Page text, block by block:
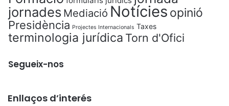
jornades Mediació Notícies opinió
Presidència Projectes Internacionals Taxes
terminologia jurídica Torn d'Ofici
Segueix-nos
Enllaços d’interés